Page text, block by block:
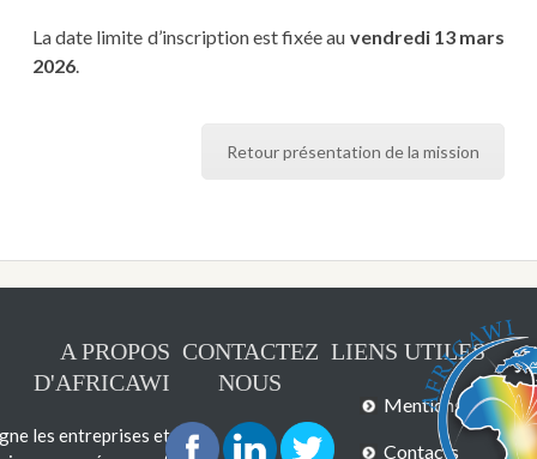
La date limite d’inscription est fixée au vendredi 13 mars
2026.
Retour présentation de la mission
A PROPOS
D'AFRICAWI
les entreprises et
CONTACTEZ
NOUS
LIENS UTILES
Mentions légales
Contacts